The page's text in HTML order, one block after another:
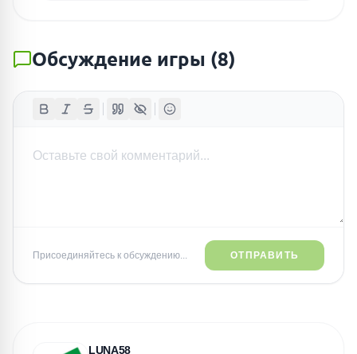
Обсуждение игры (8)
Присоединяйтесь к обсуждению... ОТПРАВИТЬ
LUNA58